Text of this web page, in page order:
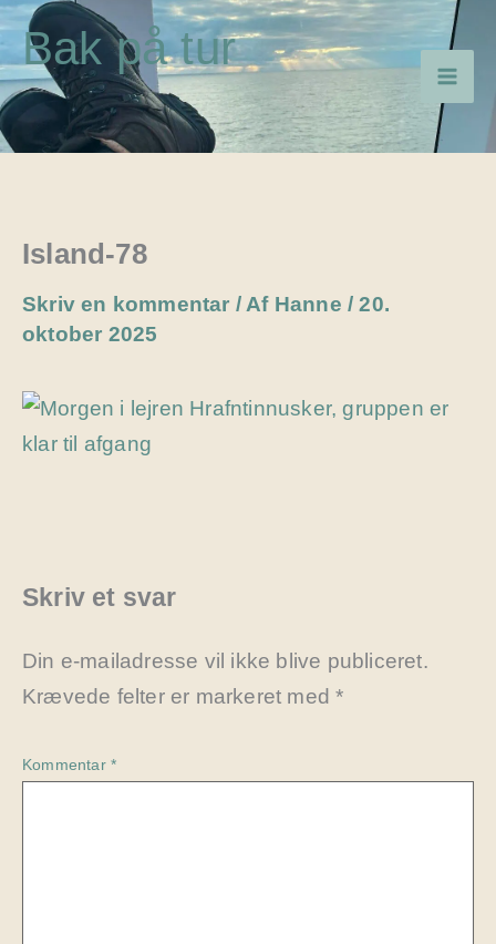
Gå
til
indholdet
Bak på tur
Island-78
Skriv en kommentar / Af Hanne/20.
oktober 2025
Skriv et svar
Din e-mailadresse vil ikke blive publiceret.
Krævede felter er markeret med*
Kommentar *